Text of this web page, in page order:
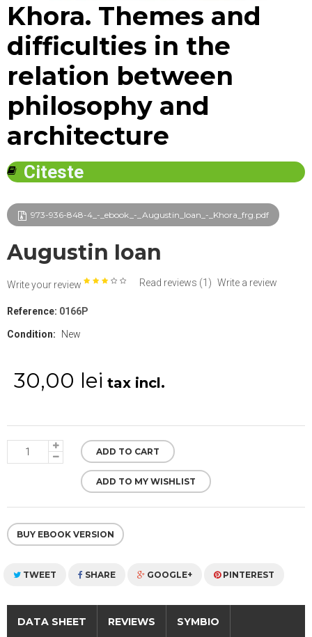
Khora. Themes and
difficulties in the
relation between
philosophy and
architecture
Citeste
973-936-848-4_-_ebook_-_Augustin_Ioan_-_Khora_frg.pdf
Augustin Ioan
Write your review Read reviews (1 ) Write a review
Reference: 0166P
Condition: New
30,00 lei tax incl.
ADD TO CART
ADD TO MY WISHLIST
BUY EBOOK VERSION
TWEET SHARE GOOGLE+ PINTEREST
DATA SHEET REVIEWS SYMBIO